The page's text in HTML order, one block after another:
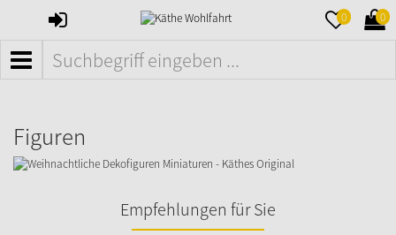
ANMELDEN 0 0
MENÜ
Figuren
Empfehlungen für Sie